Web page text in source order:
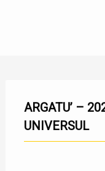
ARGATU’ – 2020 – EPIGRAMA ȘI
UNIVERSUL